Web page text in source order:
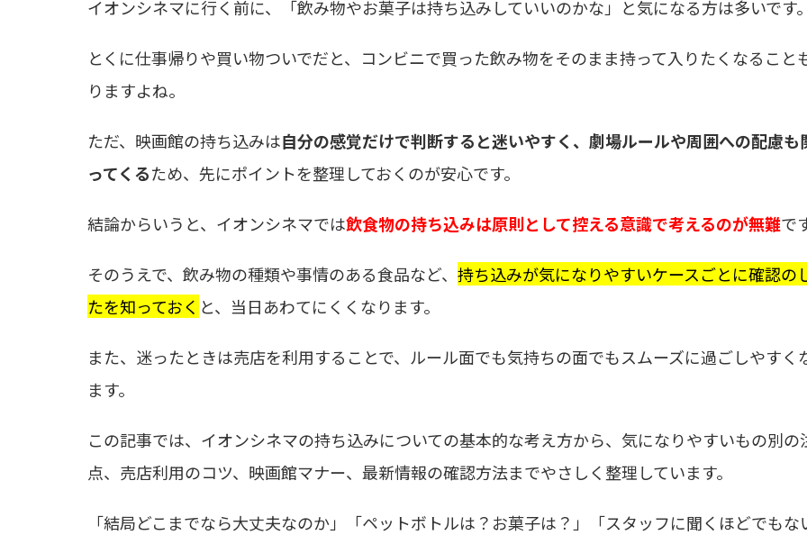
イオンシネマに行く前に、「飲み物やお菓子は持ち込みしていいのかな」と気になる方は多いです
とくに仕事帰りや買い物ついでだと、コンビニで買った飲み物をそのまま持って入りたくなること
りますよね。
ただ、映画館の持ち込みは自分の感覚だけで判断すると迷いやすく、劇場ルールや周囲への配慮も
ってくるため、先にポイントを整理しておくのが安心です。
結論からいうと、イオンシネマでは飲食物の持ち込みは原則として控える意識で考えるのが無難で
そのうえで、飲み物の種類や事情のある食品など、 持ち込みが気になりやすいケースごとに確認の
たを知っておく と、当日あわてにくくなります。
また、迷ったときは売店を利用することで、ルール面でも気持ちの面でもスムーズに過ごしやすく
ます。
この記事では、イオンシネマの持ち込みについての基本的な考え方から、気になりやすいもの別の
点、売店利用のコツ、映画館マナー、最新情報の確認方法までやさしく整理しています。
「結局どこまでなら大丈夫なのか」「ペットボトルは？お菓子は？」「スタッフに聞くほどでもな